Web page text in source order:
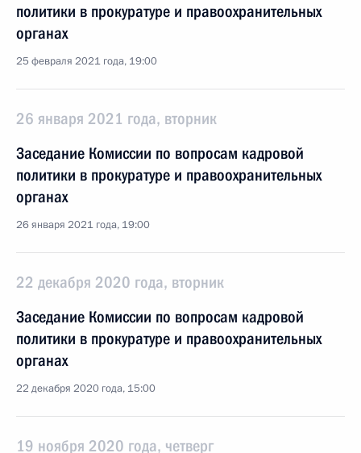
политики в прокуратуре и правоохранительных
органах
25 февраля 2021 года, 19:00
26 января 2021 года, вторник
Заседание Комиссии по вопросам кадровой
политики в прокуратуре и правоохранительных
органах
26 января 2021 года, 19:00
22 декабря 2020 года, вторник
Заседание Комиссии по вопросам кадровой
политики в прокуратуре и правоохранительных
органах
22 декабря 2020 года, 15:00
19 ноября 2020 года, четверг